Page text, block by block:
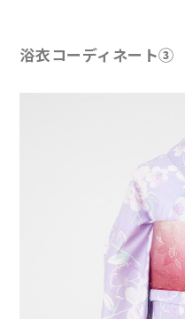
浴衣コーディネート③